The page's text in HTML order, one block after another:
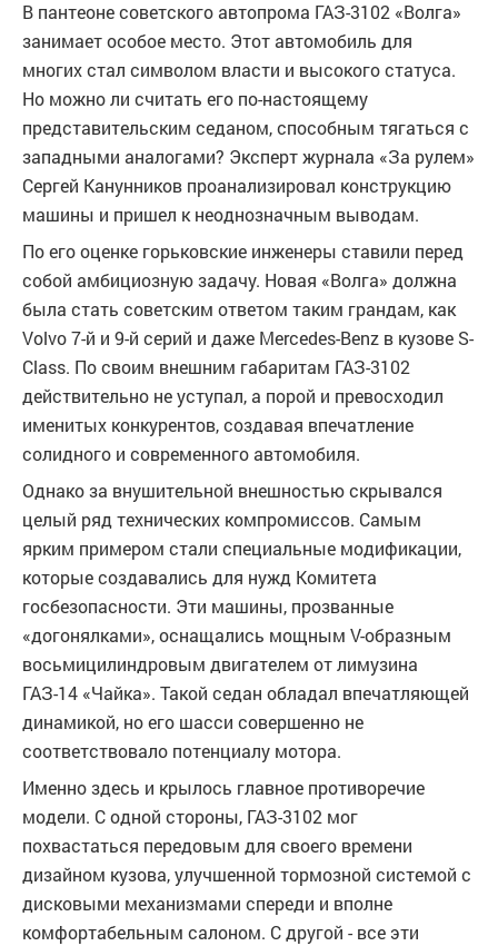
В пантеоне советского автопрома ГАЗ-3102 «Волга»
занимает особое место. Этот автомобиль для
многих стал символом власти и высокого статуса.
Но можно ли считать его по-настоящему
представительским седаном, способным тягаться с
западными аналогами? Эксперт журнала «За рулем»
Сергей Канунников проанализировал конструкцию
машины и пришел к неоднозначным выводам.
По его оценке горьковские инженеры ставили перед
собой амбициозную задачу. Новая «Волга» должна
была стать советским ответом таким грандам, как
Volvo 7-й и 9-й серий и даже Mercedes-Benz в кузове S-
Class. По своим внешним габаритам ГАЗ-3102
действительно не уступал, а порой и превосходил
именитых конкурентов, создавая впечатление
солидного и современного автомобиля.
Однако за внушительной внешностью скрывался
целый ряд технических компромиссов. Самым
ярким примером стали специальные модификации,
которые создавались для нужд Комитета
госбезопасности. Эти машины, прозванные
«догонялками», оснащались мощным V-образным
восьмицилиндровым двигателем от лимузина
ГАЗ-14 «Чайка». Такой седан обладал впечатляющей
динамикой, но его шасси совершенно не
соответствовало потенциалу мотора.
Именно здесь и крылось главное противоречие
модели. С одной стороны, ГАЗ-3102 мог
похвастаться передовым для своего времени
дизайном кузова, улучшенной тормозной системой с
дисковыми механизмами спереди и вполне
комфортабельным салоном. С другой - все эти